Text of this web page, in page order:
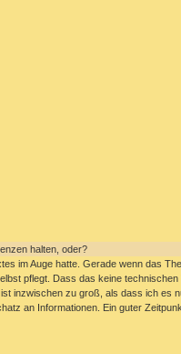
halten, oder?
im Auge hatte. Gerade wenn das
pflegt. Dass das keine
inzwischen zu groß, als dass ich es
an Informationen. Ein guter